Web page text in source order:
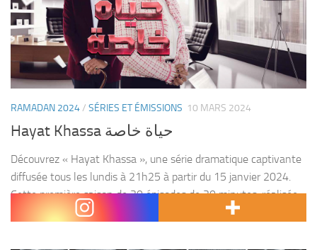
RAMADAN 2024/ SÉRIES ET ÉMISSIONS 10 MARS 2024
Hayat Khassa حياة خاصة
Découvrez « Hayat Khassa », une série dramatique captivante
diffusée tous les lundis à 21h25 à partir du 15 janvier 2024.
Cette première saison de 30 épisodes de 30 minutes, réalisée
par Mourad El Khaoudi, met...